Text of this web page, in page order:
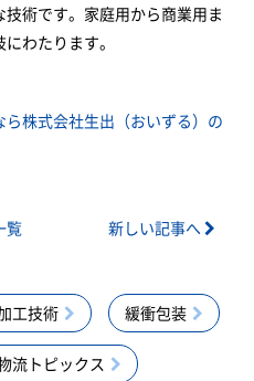
術です。家庭用から商業用ま
わたります。
株式会社生出（おいずる）の
覧 新しい記事へ
工技術 緩衝包装
流トピックス